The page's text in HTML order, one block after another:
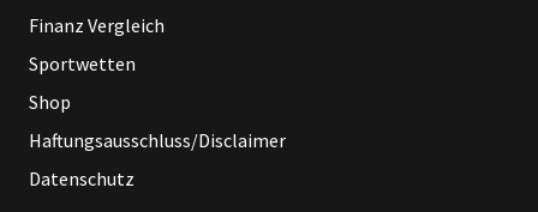
Finanz Vergleich
Sportwetten
Shop
Haftungsausschluss/Disclaimer
Datenschutz